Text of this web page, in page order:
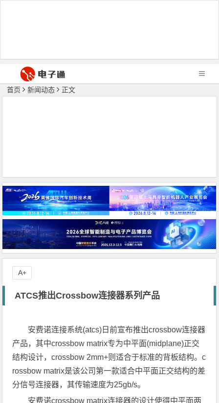
首页 新闻动态 正文
ATCS推出Crossbow连接器系列产品
安费诺连接系统(atcs)日前宣布推出crossbow连接器
产品，其中crossbow matrix专为中平面(midplane)正交
结构设计，crossbow 2mm+则适合于标准的背板结构。c
rossbow matrix是该公司第一款适合中平面正交结构的差
分信号连接器，其传输速度为25gb/s。
安费诺crossbow matrix连接器的设计使得中平面两
A+